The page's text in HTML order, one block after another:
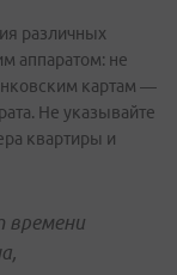
различных
аппаратом: не
картам —
Не указывайте
квартиры и
времени